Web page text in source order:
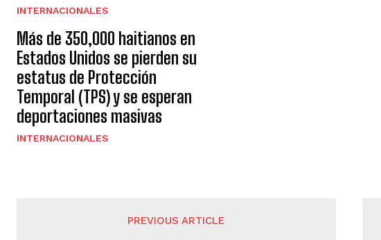
INTERNACIONALES
Más de 350,000 haitianos en
Estados Unidos se pierden su
estatus de Protección
Temporal (TPS) y se esperan
deportaciones masivas
INTERNACIONALES
PREVIOUS ARTICLE